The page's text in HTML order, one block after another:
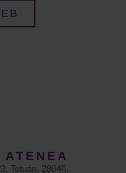
Tetuán, 28046,